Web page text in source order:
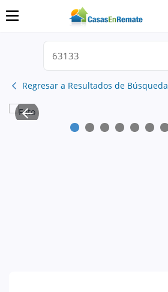
Regresar a Resultados de Búsqueda